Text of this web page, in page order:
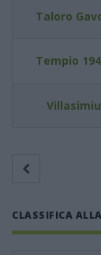
Taloro
Tempio
CLASSIFICA